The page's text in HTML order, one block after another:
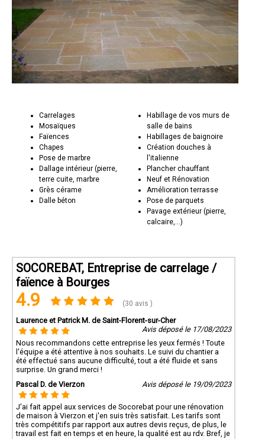
Carrelages
Mosaïques
Faïences
Chapes
Pose de marbre
Dallage intérieur (pierre,
terre cuite, marbre
Grès cérame
Dalle béton
Habillage de vos murs de
salle de bains
Habillages de baignoire
Création douches à
l'italienne
Plancher chauffant
Neuf et Rénovation
Amélioration terrasse
Pose de parquets
Pavage extérieur (pierre,
calcaire,...)
SOCOREBAT, Entreprise de carrelage /
faïence à Bourges
4.9 (30 avis )
Laurence et Patrick M. de Saint-Florent-sur-Cher
Avis déposé le 17/08/2023
Nous recommandons cette entreprise les yeux fermés ! Toute
l'équipe a été attentive à nos souhaits. Le suivi du chantier a
été effectué sans aucune difficulté, tout a été fluide et sans
surprise. Un grand merci !
Pascal D. de Vierzon
Avis déposé le 19/09/2023
J'ai fait appel aux services de Socorebat pour une rénovation
de maison à Vierzon et j'en suis très satisfait. Les tarifs sont
très compétitifs par rapport aux autres devis reçus, de plus, le
travail est fait en temps et en heure, la qualité est au rdv. Bref, je